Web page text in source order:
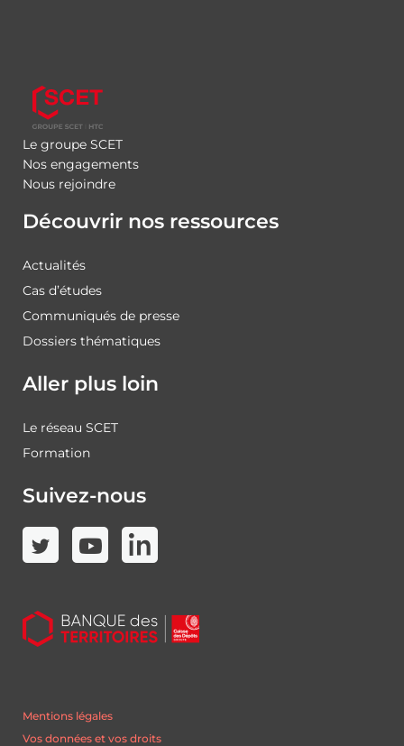
Le groupe SCET
Nos engagements
Nous rejoindre
Découvrir nos ressources
Actualités
Cas d’études
Communiqués de presse
Dossiers thématiques
Aller plus loin
Le réseau SCET
Formation
Suivez-nous
Mentions légales
Vos données et vos droits